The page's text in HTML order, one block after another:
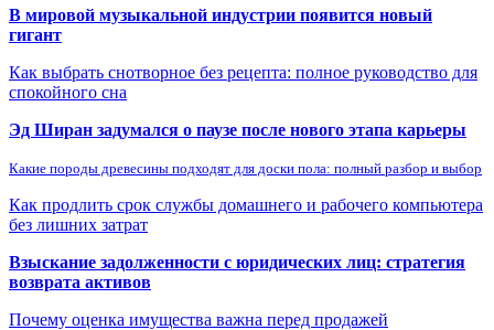
В мировой музыкальной индустрии появится новый
гигант
Как выбрать снотворное без рецепта: полное руководство для
спокойного сна
Эд Ширан задумался о паузе после нового этапа карьеры
Какие породы древесины подходят для доски пола: полный разбор и выбор
Как продлить срок службы домашнего и рабочего компьютера
без лишних затрат
Взыскание задолженности с юридических лиц: стратегия
возврата активов
Почему оценка имущества важна перед продажей